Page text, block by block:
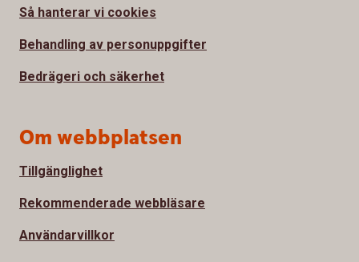
Så hanterar vi cookies
Behandling av personuppgifter
Bedrägeri och säkerhet
Om webbplatsen
Tillgänglighet
Rekommenderade webbläsare
Användarvillkor